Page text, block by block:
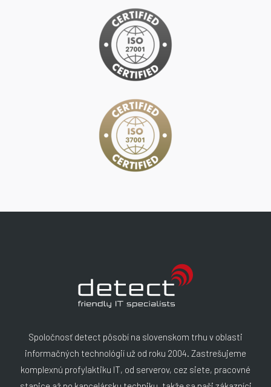
Spoločnosť detect pôsobí na slovenskom trhu v oblasti
informačných technológií už od roku 2004. Zastrešujeme
komplexnú profylaktiku IT, od serverov, cez siete, pracovné